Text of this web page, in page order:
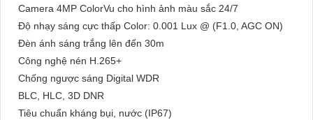
Camera 4MP ColorVu cho hình ảnh màu sắc 24/7
Độ nhạy sáng cực thấp Color: 0.001 Lux @ (F1.0, AGC ON)
Đèn ánh sáng trắng lên đến 30m
Công nghệ nén H.265+
Chống ngược sáng Digital WDR
BLC, HLC, 3D DNR
Tiêu chuẩn kháng bụi, nước (IP67)